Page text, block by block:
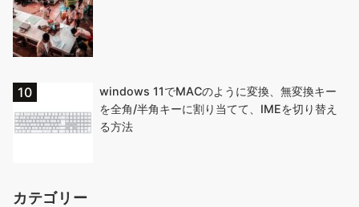
windows 11でMACのように変換、無変換キー
を全角/半角キーに割り当てて、IMEを切り替え
る方法
カテゴリー